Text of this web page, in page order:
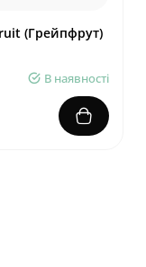
(Грейпфрут)
В наявності